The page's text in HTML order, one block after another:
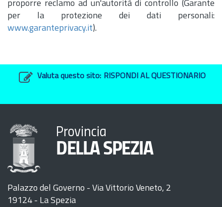
proporre reclamo ad un'autorità di controllo (Garante
per la protezione dei dati personali:
www.garanteprivacy.it).
Valuta questo sito: RISPONDI AL QUESTIONARIO
Provincia
DELLA SPEZIA
Palazzo del Governo - Via Vittorio Veneto, 2
19124 - La Spezia